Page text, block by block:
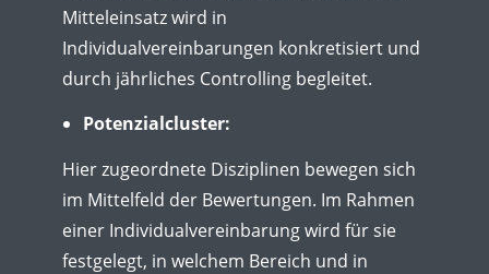
Mitteleinsatz wird in
Individualvereinbarungen konkretisiert und
durch jährliches Controlling begleitet.
Potenzialcluster:
Hier zugeordnete Disziplinen bewegen sich
im Mittelfeld der Bewertungen. Im Rahmen
einer Individualvereinbarung wird für sie
festgelegt, in welchem Bereich und in